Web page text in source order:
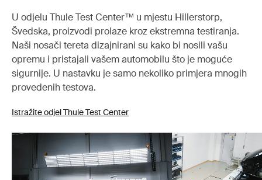
U odjelu Thule Test Center™ u mjestu Hillerstorp,
Švedska, proizvodi prolaze kroz ekstremna testiranja.
Naši nosači tereta dizajnirani su kako bi nosili vašu
opremu i pristajali vašem automobilu što je moguće
sigurnije. U nastavku je samo nekoliko primjera mnogih
provedenih testova.
Istražite odjel Thule Test Center